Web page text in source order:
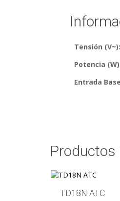
Tensión (V~):
Potencia
Entrada
Productos
TD18N ATC